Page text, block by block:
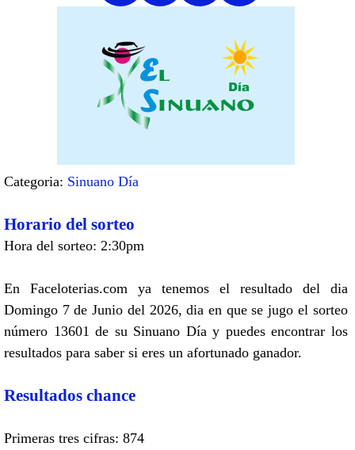
Categoria: Sinuano Día
Horario del sorteo
Hora del sorteo: 2:30pm
En Faceloterias.com ya tenemos el resultado del dia
Domingo 7 de Junio del 2026, dia en que se jugo el sorteo
número 13601 de su Sinuano Día y puedes encontrar los
resultados para saber si eres un afortunado ganador.
Resultados chance
Primeras tres cifras: 874